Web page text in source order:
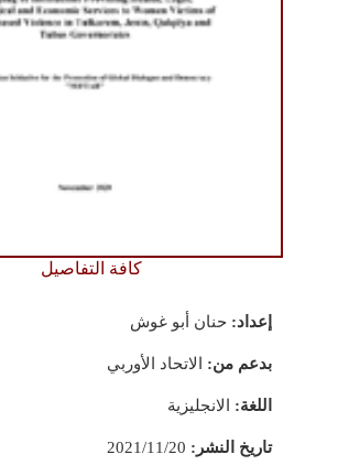
كافة التفاصيل
إعداد: حنان أبو غوش
بدعم من: الاتحاد الأوربي
اللغة: الانجليزية
تاريخ النشر: